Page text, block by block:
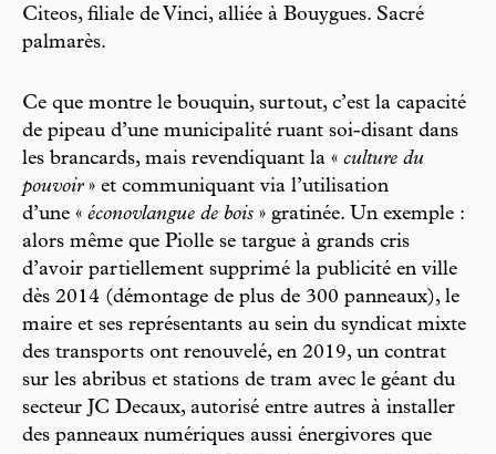
Citeos, filiale de Vinci, alliée à Bouygues. Sacré
palmarès.
Ce que montre le bouquin, surtout, c’est la capacité
de pipeau d’une municipalité ruant soi-disant dans
les brancards, mais revendiquant la « culture du
pouvoir» et communiquant via l’utilisation
d’une « éconovlangue de bois » gratinée. Un exemple :
alors même que Piolle se targue à grands cris
d’avoir partiellement supprimé la publicité en ville
dès 2014 (démontage de plus de 300 panneaux), le
maire et ses représentants au sein du syndicat mixte
des transports ont renouvelé, en 2019, un contrat
sur les abribus et stations de tram avec le géant du
secteur JC Decaux, autorisé entre autres à installer
des panneaux numériques aussi énergivores que